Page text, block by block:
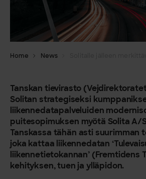
Home News
Tanskan tievirasto
Solitan strategiseksi
liikennedatapalveluiden
puitesopimuksen myötä Solita A/
Tanskassa tähän asti suurimman
joka kattaa liikennedatan
liikennetietokannan’ (Fremtidens
kehityksen, tuen ja ylläpidon.